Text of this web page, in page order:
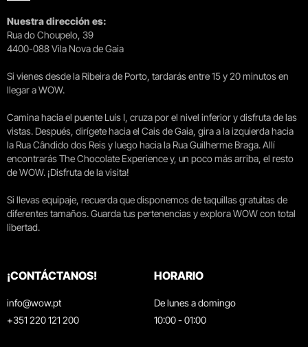
Nuestra dirección es:
Rua do Choupelo, 39
4400-088 Vila Nova de Gaia
Si vienes desde la Ribeira de Porto, tardarás entre 15 y 20 minutos en
llegar a WOW.
Camina hacia el puente Luís I, cruza por el nivel inferior y disfruta de las
vistas. Después, dirígete hacia el Cais de Gaia, gira a la izquierda hacia
la Rua Cândido dos Reis y luego hacia la Rua Guilherme Braga. Allí
encontrarás The Chocolate Experience y, un poco más arriba, el resto
de WOW. ¡Disfruta de la visita!
Si llevas equipaje, recuerda que disponemos de taquillas gratuitas de
diferentes tamaños. Guarda tus pertenencias y explora WOW con total
libertad.
¡CONTÁCTANOS!
info@wow.pt
+351 220 121 200
HORARIO
De lunes a domingo
10:00 - 01:00